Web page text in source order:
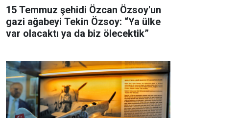
15 Temmuz şehidi Özcan Özsoy'un
gazi ağabeyi Tekin Özsoy: “Ya ülke
var olacaktı ya da biz ölecektik”